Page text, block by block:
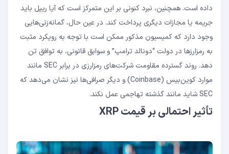
داده است. همچنین، نبرد کنونی بر این متمرکز است که آیا ریپل باید
جریمه یا مجازات دیگری پرداخت کند. در عین حال، گمانه‌زنی‌هایی
وجود دارد که کمیسیون مذکور ممکن است با توجه به رویکرد مثبت
به رمزارزها در دولت “دونالد ترامپ” و سوابق قانونی، به توافق تن
دهد. روند گسترده مقاومت شرکت‌های رمزارزی در برابر SEC مانند
موارد کوین‌بیس (Coinbase) و دیگر صرافی‌ها نیز نشان می‌دهد که
SEC شاید مانند گذشته تهاجمی عمل نکند.
تأثیر احتمالی بر قیمت XRP